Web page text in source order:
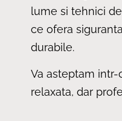
lume si tehnici
ce ofera
durabile.
Va asteptam
relaxata, dar